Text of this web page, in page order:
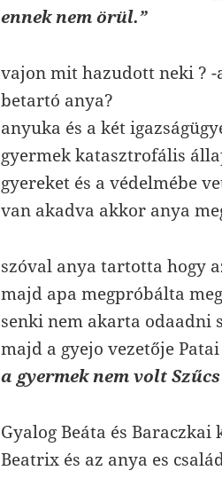
enneknem örül.”
vajon mit hazudott neki ?
betartó anya?
anyuka és a két
gyermek katasztrofális
gyereket és a védelmébe
van akadva akkor anya
szóval anya tartotta hogy
majd apa megpróbálta
senki nem akarta odaadni
majd a gyejo vezetője
a gyermek nem volt
Gyalog Beáta és
Beatrix és az anya es